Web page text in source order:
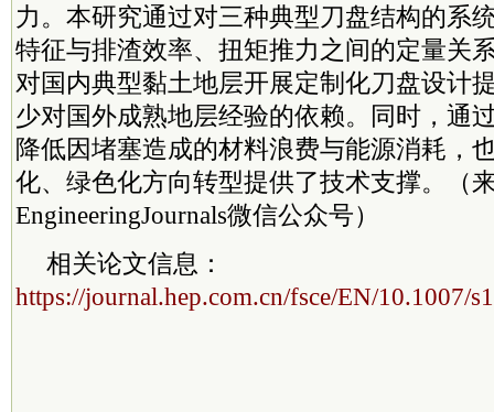
力。本研究通过对三种典型刀盘结构的系
特征与排渣效率、扭矩推力之间的定量关
对国内典型黏土地层开展定制化刀盘设计
少对国外成熟地层经验的依赖。同时，通
降低因堵塞造成的材料浪费与能源消耗，
化、绿色化方向转型提供了技术支撑。（
EngineeringJournals微信公众号）
相关论文信息：
https://journal.hep.com.cn/fsce/EN/10.1007/